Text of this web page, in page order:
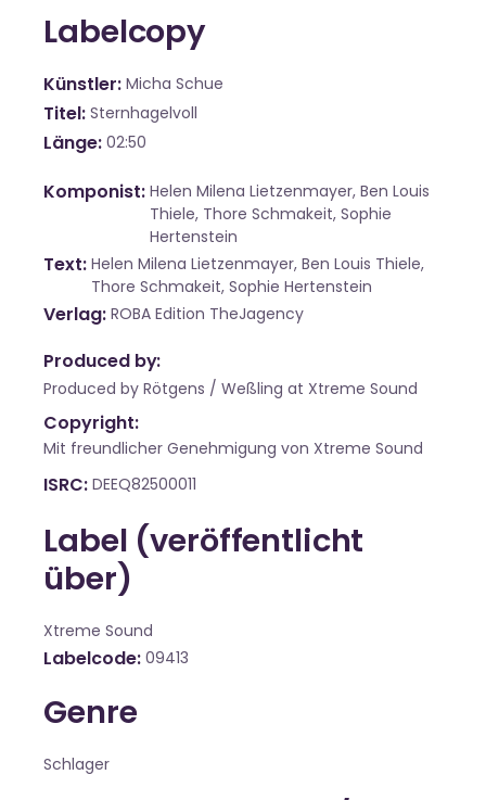
Labelcopy
Künstler Micha Schue
Titel Sternhagelvoll
Länge 02:50
Komponist Helen Milena Lietzenmayer, Ben Louis
Thiele, Thore Schmakeit, Sophie
Hertenstein
Text Helen Milena Lietzenmayer, Ben Louis Thiele,
Thore Schmakeit, Sophie Hertenstein
Verlag ROBA Edition TheJagency
Produced by:
Produced by Rötgens / Weßling at Xtreme Sound
Copyright:
Mit freundlicher Genehmigung von Xtreme Sound
ISRC DEEQ82500011
Label (veröffentlicht
über)
Xtreme Sound
Labelcode 09413
Genre
Schlager